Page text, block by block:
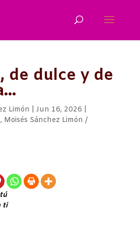
de dulce y de
Limón Jun 16, 2026
, Moisés Sánchez Limón /
ti